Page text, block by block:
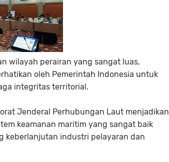
wilayah perairan yang sangat luas,
oleh Pemerintah Indonesia untuk
integritas territorial.
Jenderal Perhubungan Laut menjadikan
keamanan maritim yang sangat baik
keberlanjutan industri pelayaran dan